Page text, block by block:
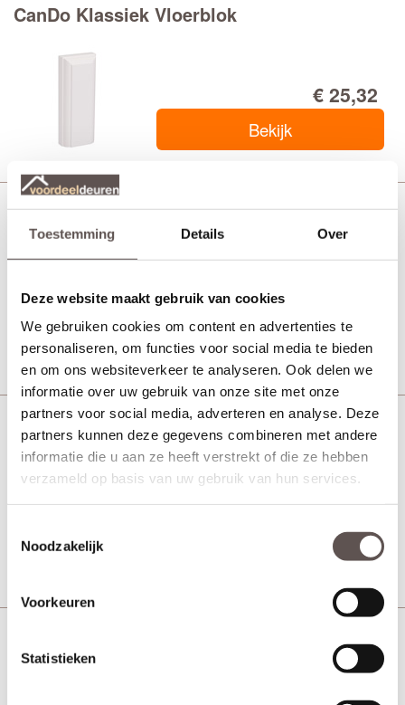
Toestemming Details Over
Deze website maakt gebruik van cookies
We gebruiken cookies om content en advertenties te
personaliseren, om functies voor social media te bieden
en om ons websiteverkeer te analyseren. Ook delen we
informatie over uw gebruik van onze site met onze
partners voor social media, adverteren en analyse. Deze
partners kunnen deze gegevens combineren met andere
informatie die u aan ze heeft verstrekt of die ze hebben
verzameld op basis van uw gebruik van hun services.
Noodzakelijk
Voorkeuren
Statistieken
CanDo Klassiek Vloerblok
€ 25,32
Bekijk
CanDo Modern Deurlijst
Bekijk
CanDo Modern Vloerblok
CanDo Tijdloos Deurlijst